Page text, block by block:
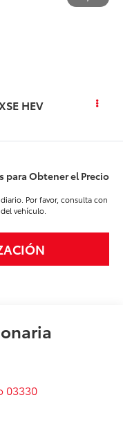
HEV
para Obtener el Precio
Por favor, consulta con
vehículo.
03330